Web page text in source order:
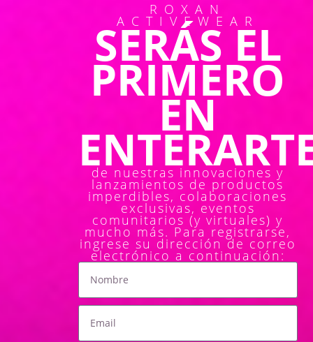
ROXAN
ACTIVEWEAR
SERÁS EL
PRIMERO
EN
de nuestras innovaciones y
lanzamientos de productos
imperdibles, colaboraciones
exclusivas, eventos
comunitarios (y virtuales) y
mucho más. Para registrarse,
ingrese su dirección de correo
electrónico a continuación: